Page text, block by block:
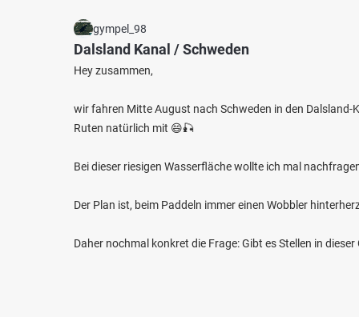
gympel_98
Dalsland Kanal / Schweden
Hey zusammen,
wir fahren Mitte August nach Schweden in den
Ruten natürlich mit 😄🎣
Bei dieser riesigen Wasserfläche wollte ich mal
Der Plan ist, beim Paddeln immer einen Wobbler
Daher nochmal konkret die Frage: Gibt es Stellen in